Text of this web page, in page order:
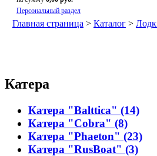
Персональный раздел
Главная страница > Каталог>
Катера
Катера "Balttica" (14)
Катера "Cobra" (8)
Катера "Phaeton" (23)
Катера "RusBoat" (3)